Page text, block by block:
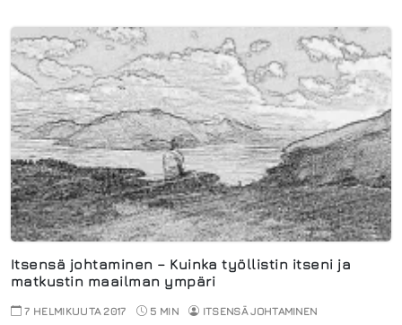
Itsensä johtaminen – Kuinka työllistin itseni ja
matkustin maailman ympäri
7 HELMIKUUTA 2017 5 MIN ITSENSÄ JOHTAMINEN